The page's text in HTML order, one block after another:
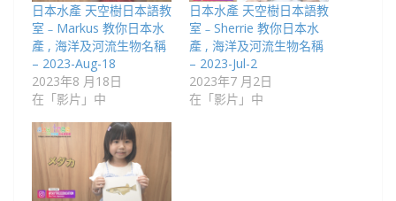
日本水產 天空樹日本語教
室﹣Markus 教你日本水
產 , 海洋及河流生物名稱
– 2023-Aug-18
2023年8 月18日
在「影片」中
日本水產 天空樹日本語教
室﹣Sherrie 教你日本水
產 , 海洋及河流生物名稱
– 2023-Jul-2
2023年7 月2日
在「影片」中